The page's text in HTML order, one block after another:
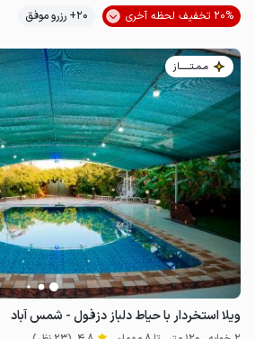
5میلیون ت 4.8
20% تخفیف لحظه آخری
20+ رزرو موفق
مـمـتــــــاز
ویلا استخردار با حیاط دلباز دزفول - شمس آباد